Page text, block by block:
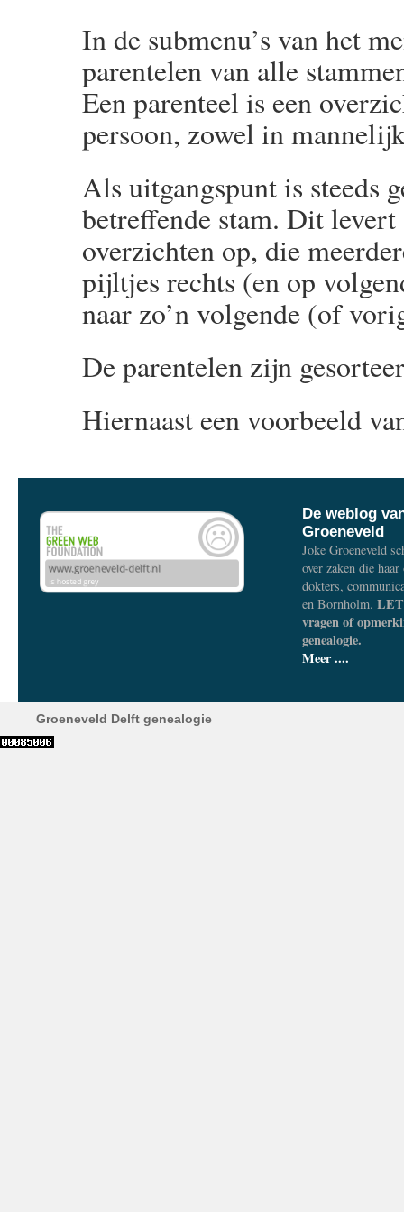
In de submenu’s van het
parentelen van alle
Een parenteel is een
persoon, zowel in
Als uitgangspunt is steeds
betreffende stam. Dit
overzichten op, die
pijltjes rechts (en op
naar zo’n volgende (of
De parentelen zijn
Hiernaast een voorbeeld
De weblog
Groeneveld
Joke Groeneveld
over zaken die
dokters,
en Bornholm.
vragen of
genealogie.
Meer ....
Groeneveld Delft genealogie